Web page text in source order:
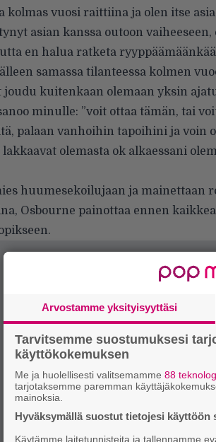
kolmas vuosi raittiina ja olen itse
asian kanssa outoon vaiheeseen,
en halua ratketa
samassa tilanteessa kolmen
joudu kuitenkaan olemaan yksin
minulle: ”voit ottaa tämän, tai
palaan vanhoihin tapoihini ja voin
olemasta ok alkaessani
huumesekoilujaan ja mainettaan
Osbourne painottaa ennen
Arvostamme yksityisyyttäsi
Tarvitsemme suostumuksesi
käyttökokemuksen
Me ja huolellisesti valitsemamme 88
tarjotaksemme paremman
mainoksia.
Hyväksymällä suostut tietojesi käyttöön
Käytämme laitetunnisteita ja tallennamme